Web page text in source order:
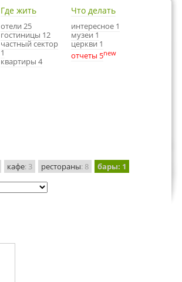
Где жить
отели 25
гостиницы 12
частный сектор
1
квартиры 4
Что делать
интересное 1
музеи 1
церкви 1
отчеты 5new
кафе: 3 рестораны: 8 бары: 1